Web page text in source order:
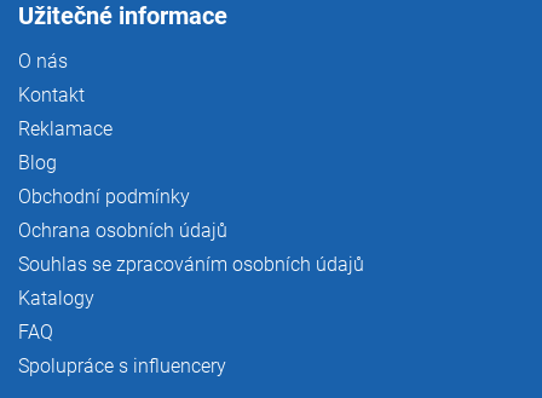
Užitečné informace
O nás
Kontakt
Reklamace
Blog
Obchodní podmínky
Ochrana osobních údajů
Souhlas se zpracováním osobních údajů
Katalogy
FAQ
Spolupráce s influencery